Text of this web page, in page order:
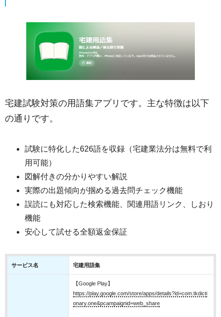
宅建試験対策の用語集アプリです。主な特徴は以下
の通りです。
試験に特化した626語を収録（宅建業法分は無料で利
用可能）
図解付きの分かりやすい解説
実際の出題傾向が掴める過去問チェック機能
誤読にも対応した検索機能、関連用語リンク、しおり
機能
安心して試せる全額返金保証
サービス名 宅建用語集
【Google Play】
https://play.google.com/store/apps/details?id=com.tkdicti
onary.one&pcampaignid=web_share